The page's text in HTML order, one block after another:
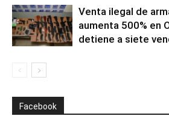
Venta ilegal de
aumenta 500% en
detiene a siete
Facebook